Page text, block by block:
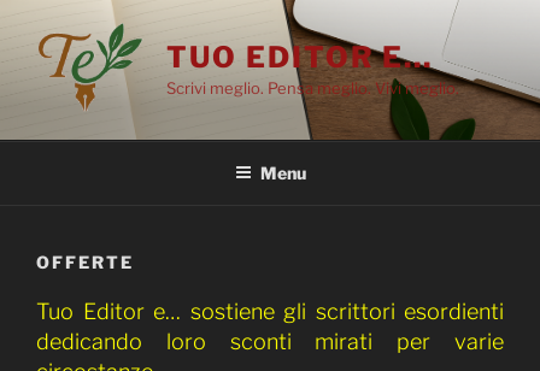
contenuto
TUO EDITOR E…
Scrivi meglio. Pensa meglio. Vivi meglio.
Menu
OFFERTE
Tuo Editor e… sostiene gli scrittori esordienti
dedicando loro sconti mirati per varie